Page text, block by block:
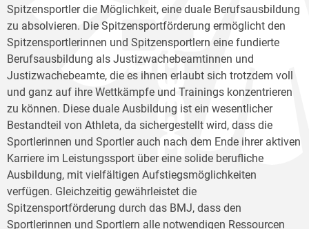
Spitzensportler die Möglichkeit, eine duale Berufsausbildung
zu absolvieren. Die Spitzensportförderung ermöglicht den
Spitzensportlerinnen und Spitzensportlern eine fundierte
Berufsausbildung als Justizwachebeamtinnen und
Justizwachebeamte, die es ihnen erlaubt sich trotzdem voll
und ganz auf ihre Wettkämpfe und Trainings konzentrieren
zu können. Diese duale Ausbildung ist ein wesentlicher
Bestandteil von Athleta, da sichergestellt wird, dass die
Sportlerinnen und Sportler auch nach dem Ende ihrer aktiven
Karriere im Leistungssport über eine solide berufliche
Ausbildung, mit vielfältigen Aufstiegsmöglichkeiten
verfügen. Gleichzeitig gewährleistet die
Spitzensportförderung durch das BMJ, dass den
Sportlerinnen und Sportlern alle notwendigen Ressourcen